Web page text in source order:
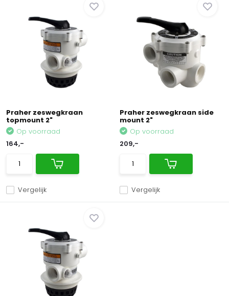
Praher zeswegkraan
topmount 2"
Vergelijk
Op voorraad
164,-
Praher zeswegkraan side
mount 2"
Vergelijk
Op voorraad
209,-